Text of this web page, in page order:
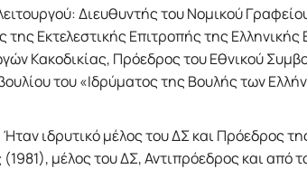
Διευθυντής του Νομικού
Εκτελεστικής Επιτροπής της Ελληνικής
Κακοδικίας, Πρόεδρος του Εθνικού
του «Ιδρύματος της Βουλής των
ιδρυτικό μέλος του ΔΣ και Πρόεδρος
μέλος του ΔΣ, Αντιπρόεδρος και από